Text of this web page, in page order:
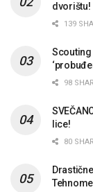
dvorištu!
139
Scouting
98
lice!
80